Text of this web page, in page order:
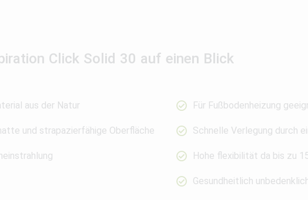
Click Solid 30 auf einen Blick
aus der Natur
und strapazierfähige Oberfläche
Für Fußbodenheizung
Schnelle Verlegung durch
Hohe flexibilität da bis zu
Gesundheitlich